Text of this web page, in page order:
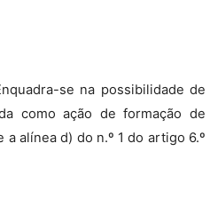
se na possibilidade de
como ação de formação de
alínea d) do n.º 1 do artigo 6.º